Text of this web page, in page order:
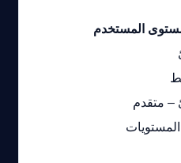
المستخدم
– متقدم